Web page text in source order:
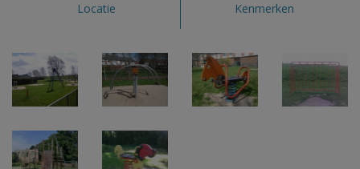
Locatie Kenmerken